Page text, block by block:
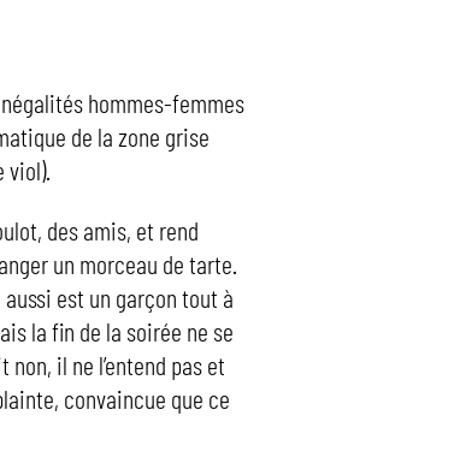
hommes-femmes
de la zone grise
des amis, et rend
un morceau de tarte.
est un garçon tout à
la fin de la soirée ne se
il ne l’entend pas et
convaincue que ce